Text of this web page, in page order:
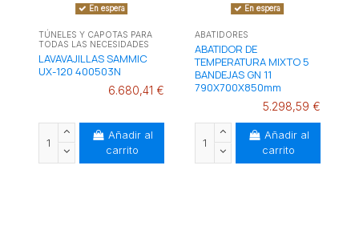
En espera
TÚNELES Y CAPOTAS PARA
TODAS LAS NECESIDADES
LAVAVAJILLAS SAMMIC
UX-120 400503N
6.680,41 €
Añadir al
carrito
En espera
ABATIDORES
ABATIDOR DE
TEMPERATURA MIXTO 5
BANDEJAS GN 11
790X700X850mm
5.298,59 €
Añadir al
carrito